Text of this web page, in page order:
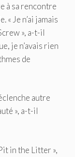
à sa rencontre
« Je n’ai jamais
», a-t-il
je n’avais rien
de
autre
», a-t-il
in the Litter »,